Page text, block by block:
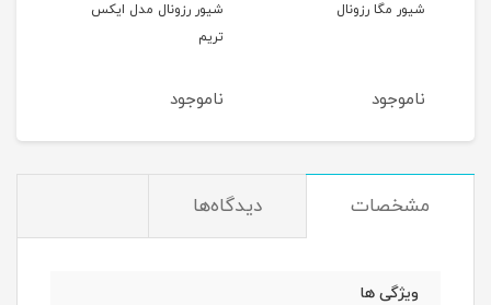
شیور رزونال مدل ایکس
شیور وال سوپر کلوز
مشخصات دیدگاه‌ها
ویژگی ها